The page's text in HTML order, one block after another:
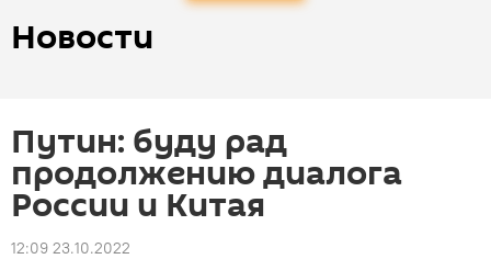
Новости
Путин: буду рад
продолжению диалога
России и Китая
12:09 23.10.2022